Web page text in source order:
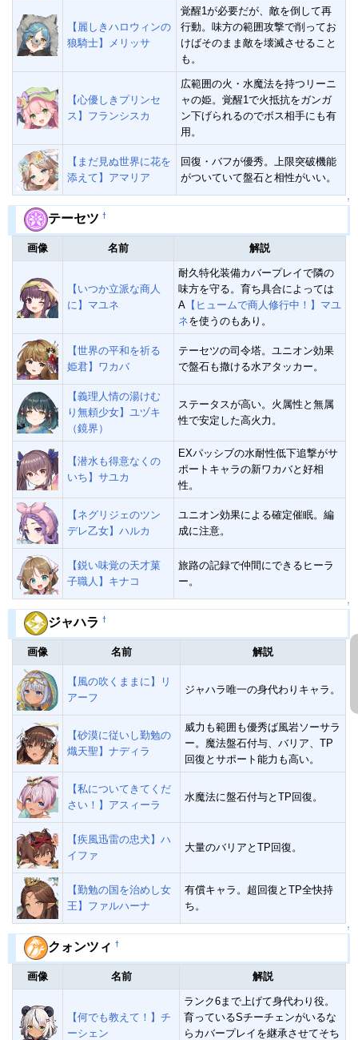
【麗しきハロウィンの
狼騎士】メリッサ
覚醒1が必要だが、敵を倒して再
行動。味方の範囲攻撃で削ってお
けばそのまま敵を壊滅させること
も。
【心優しきプリンセ
ス】フランシスカ
広範囲の火・水魔法を持つリーニ
ャの姫。覚醒1で火抵抗をガンガ
ン下げられるのでボス相手にも有
用。
【まだ見ぬ世界に花を
添えて】アマリア
回復・バフが優秀。上限突破機能
がついていて盤石と相性がいい。
↑
テーセツ †
画像 名前 解説
【いつか立派な商人
に】マユネ
耐久特化装備カバープレイで隣の
味方を守る。育ち具合によっては
A 【ヒュームで商人修行中！】マユ
ネを使うのもあり。
【世界の平和を祈る
姫君】ワカバ
テーセツの司令塔。ユニオン効果
で盤石も撒ける水アタッカー。
【義理人情の湯けむ
り無頼少女】ユヅキ
（鏡界）
ステータスが高い。火属性と無属
性で安定した高火力。
【潜水も得意なくの
いち】サユカ
EXパッシブの水耐性低下追撃がサ
ポートキャラの新ワカバと好相
性。
【ネグリジェのツン
デレ乙女】ハルカ
ユニオン効果による確定催眠。編
成に注意。
【鋭い味覚の天才菓
子職人】キナコ
旅路の記録で仲間にできるヒーラ
ー。
↑
ジャハラ †
画像 名前 解説
【風の吹くままに】リ
アーフ
ジャハラ唯一の身代わりキャラ。
【砂漠に従いし勤勉の
熾天聖】ナディラ
威力も範囲も優秀ば風岩ソーサラ
ー。魔法盤石付与、バリア、TP
回復とサポート能力も高い。
【私についてきてくだ
さい！】アスィーラ
水魔法に盤石付与とTP回復。
【疾風迅雷の忠犬】ハ
イファ
大量のバリアとTP回復。
【勤勉の国を治めし女
王】ファルハーナ
有償キャラ。超回復とTP全快持
ち。
↑
クォンツィ †
画像 名前 解説
【何でも教えて！】チ
ーシェン
ランク6まで上げて身代わり役。
育っているSチーチェンがいるな
らカバープレイを継承させてそち